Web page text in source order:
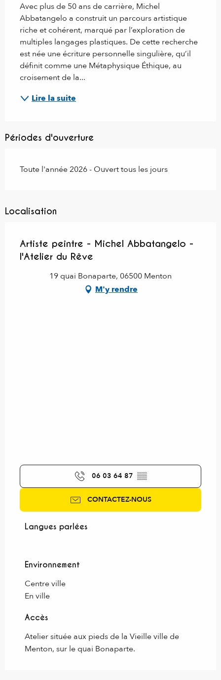
Avec plus de 50 ans de carrière, Michel
Abbatangelo a construit un parcours artistique
riche et cohérent, marqué par l’exploration de
multiples langages plastiques. De cette recherche
est née une écriture personnelle singulière, qu’il
définit comme une Métaphysique Éthique, au
croisement de la...
Lire la suite
Périodes d'ouverture
Toute l'année 2026 - Ouvert tous les jours
Localisation
Artiste peintre - Michel Abbatangelo -
l'Atelier du Rêve
19 quai Bonaparte, 06500 Menton
M'y rendre
06 03 64 87 ▒▒
CONTACTEZ-NOUS
Langues parlées
Langues parlées
Environnement
Environnement
Centre ville
En ville
Accès
Accès
Atelier située aux pieds de la Vieille ville de
Menton, sur le quai Bonaparte.